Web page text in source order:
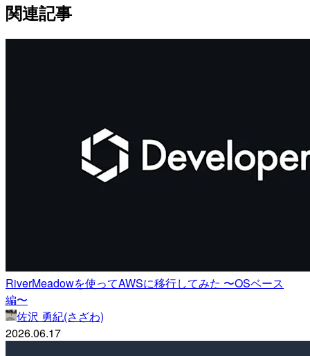
関連記事
RiverMeadowを使ってAWSに移行してみた 〜OSベース
編〜
佐沢 勇紀(さざわ)
2026.06.17